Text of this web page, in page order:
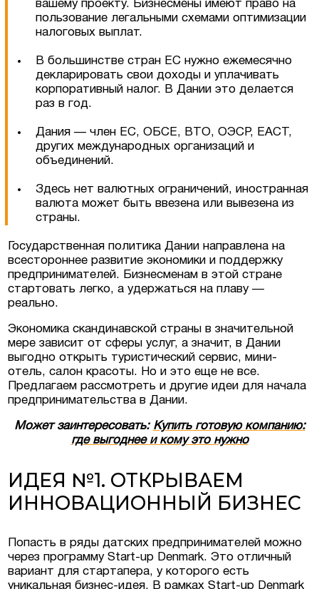
вашему проекту. Бизнесмены имеют право на
пользование легальными схемами оптимизации
налоговых выплат.
В большинстве стран ЕС нужно ежемесячно
декларировать свои доходы и уплачивать
корпоративный налог. В Дании это делается
раз в год.
Дания — член ЕС, ОБСЕ, ВТО, ОЭСР, ЕАСТ,
других международных организаций и
объединений.
Здесь нет валютных ограничений, иностранная
валюта может быть ввезена или вывезена из
страны.
Государственная политика Дании направлена на
всестороннее развитие экономики и поддержку
предпринимателей. Бизнесменам в этой стране
стартовать легко, а удержаться на плаву —
реально.
Экономика скандинавской страны в значительной
мере зависит от сферы услуг, а значит, в Дании
выгодно открыть туристический сервис, мини-
отель, салон красоты. Но и это еще не все.
Предлагаем рассмотреть и другие идеи для начала
предпринимательства в Дании.
Может заинтересовать: Купить готовую компанию:
где выгоднее и кому это нужно
ИДЕЯ №1. ОТКРЫВАЕМ
ИННОВАЦИОННЫЙ БИЗНЕС
Попасть в ряды датских предпринимателей можно
через программу Start-up Denmark. Это отличный
вариант для стартапера, у которого есть
уникальная бизнес-идея. В рамках Start-up Denmark